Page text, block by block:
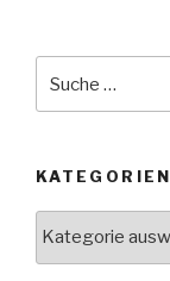
KATEGORIEN